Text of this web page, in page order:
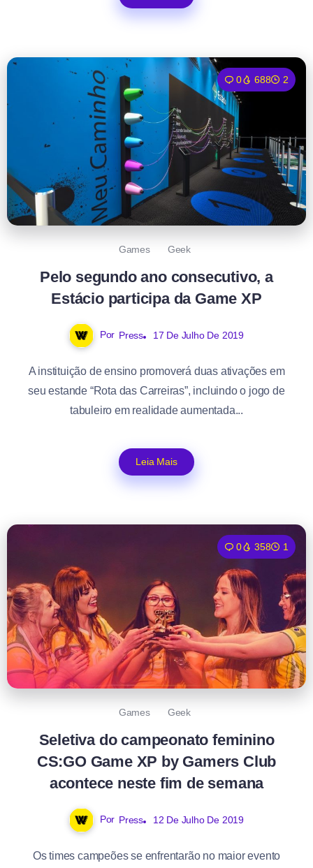
0 688 2
Games Geek
Pelo segundo ano consecutivo, a
Estácio participa da Game XP
Por Press 17 De Julho De 2019
A instituição de ensino promoverá duas ativações em
seu estande “Rota das Carreiras”, incluindo o jogo de
tabuleiro em realidade aumentada...
Leia Mais
0 358 1
Games Geek
Seletiva do campeonato feminino
CS:GO Game XP by Gamers Club
acontece neste fim de semana
Por Press 12 De Julho De 2019
Os times campeões se enfrentarão no maior evento